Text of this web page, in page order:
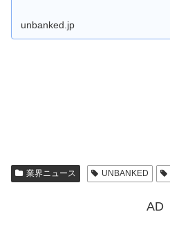
unbanked.jp
業界ニュース UNBANKED
AD